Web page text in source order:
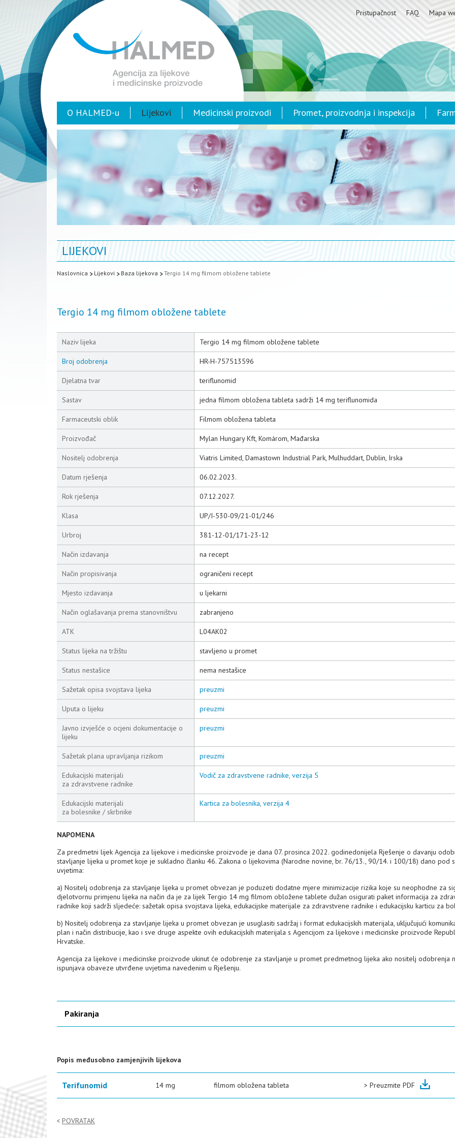
Pristupačnost FAQ Mapa
O HALMED-u Lijekovi Medicinski proizvodi Promet, proizvodnja i inspekcija
LIJEKOVI
Naslovnica Lijekovi Baza lijekova Tergio 14 mg filmom obložene tablete
Tergio 14 mg filmom obložene tablete
Naziv lijeka Tergio 14 mg filmom obložene tablete
Broj odobrenja HR-H-757513596
Djelatna tvar teriflunomid
Sastav jedna filmom obložena tableta sadrži 14 mg teriflunomida
Farmaceutski oblik Filmom obložena tableta
Proizvođač Mylan Hungary Kft, Komárom, Mađarska
Nositelj odobrenja Viatris Limited, Damastown Industrial Park, Mulhuddart, Dublin, Irska
Datum rješenja 06.02.2023.
Rok rješenja 07.12.2027.
Klasa UP/I-530-09/21-01/246
Urbroj 381-12-01/171-23-12
Način izdavanja na recept
Način propisivanja ograničeni recept
Mjesto izdavanja u ljekarni
Način oglašavanja prema stanovništvu zabranjeno
ATK L04AK02
Status lijeka na tržištu stavljeno u promet
Status nestašice nema nestašice
Sažetak opisa svojstava lijeka preuzmi
Uputa o lijeku preuzmi
Javno izvješće o ocjeni dokumentacije o
lijeku
preuzmi
Sažetak plana upravljanja rizikom preuzmi
Edukacijski materijali
za zdravstvene radnike
Vodič za zdravstvene radnike, verzija 5
Edukacijski materijali
za bolesnike / skrbnike
Kartica za bolesnika, verzija 4
NAPOMENA
Za predmetni lijek Agencija za lijekove i medicinske proizvode je dana 07. prosinca 2022. godinedonijela Rješenje o davanju
stavljanje lijeka u promet koje je sukladno članku 46. Zakona o lijekovima (Narodne novine, br. 76/13., 90/14. i 100/18) dano pod
uvjetima:
a) Nositelj odobrenja za stavljanje lijeka u promet obvezan je poduzeti dodatne mjere minimizacije rizika koje su neophodne za
djelotvornu primjenu lijeka na način da je za lijek Tergio 14 mg filmom obložene tablete dužan osigurati paket informacija za
radnike koji sadrži sljedeće: sažetak opisa svojstava lijeka, edukacijske materijale za zdravstvene radnike i edukacijsku karticu za
b) Nositelj odobrenja za stavljanje lijeka u promet obvezan je usuglasiti sadržaj i format edukacijskih materijala, uključujući
plan i način distribucije, kao i sve druge aspekte ovih edukacijskih materijala s Agencijom za lijekove i medicinske proizvode
Hrvatske.
Agencija za lijekove i medicinske proizvode ukinut će odobrenje za stavljanje u promet predmetnog lijeka ako nositelj odobrenja
ispunjava obaveze utvrđene uvjetima navedenim u Rješenju.
Pakiranja
Popis međusobno zamjenjivih lijekova
Terifunomid 14 mg filmom obložena tableta > Preuzmite PDF
POVRATAK